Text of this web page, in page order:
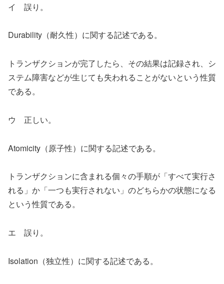
イ 誤り。
Durability（耐久性）に関する記述である。
トランザクションが完了したら、その結果は記録され、シ
ステム障害などが生じても失われることがないという性質
である。
ウ 正しい。
Atomicity（原子性）に関する記述である。
トランザクションに含まれる個々の手順が「すべて実行さ
れる」か「一つも実行されない」のどちらかの状態になる
という性質である。
エ 誤り。
Isolation（独立性）に関する記述である。